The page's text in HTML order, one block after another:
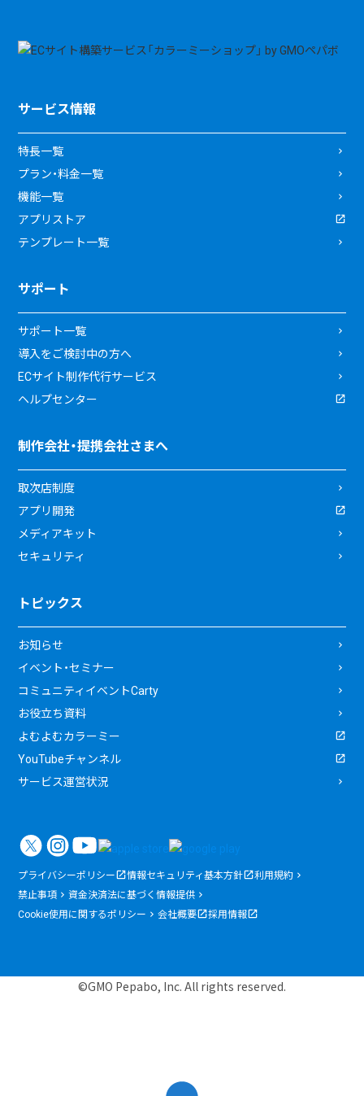
サービス情報
特長一覧
プラン・料金一覧
機能一覧
アプリストア
テンプレート一覧
サポート
サポート一覧
導入をご検討中の方へ
ECサイト制作代行サービス
ヘルプセンター
制作会社・提携会社さまへ
取次店制度
アプリ開発
メディアキット
セキュリティ
トピックス
お知らせ
イベント・セミナー
コミュニティイベントCarty
お役立ち資料
よむよむカラーミー
YouTubeチャンネル
サービス運営状況
プライバシーポリシー 情報セキュリティ基本方針
利用規約
禁止事項
資金決済法に基づく情報提供
Cookie使用に関するポリシー
会社概要 採用情報
©GMO Pepabo, Inc. All rights reserved.